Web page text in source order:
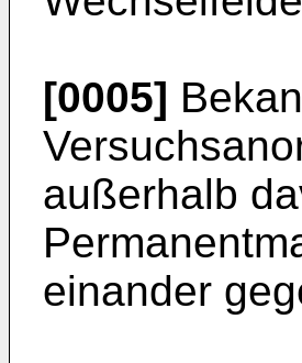
[0005]
außerhalb
einander